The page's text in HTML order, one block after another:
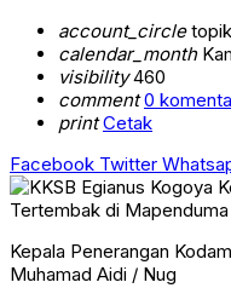
account_circle
calendar_month
visibility460
comment 0
print Cetak
Facebook Twitter
Kepala Penerangan
Muhamad Aidi / Nug